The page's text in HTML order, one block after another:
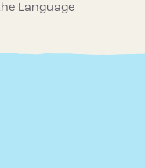
Language